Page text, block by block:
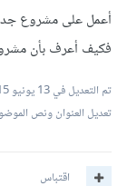
أعمل على مشروع
فكيف أعرف بأن
تم التعديل في13 يونيو 2015
تعديل العنوان ونص
اقتباس